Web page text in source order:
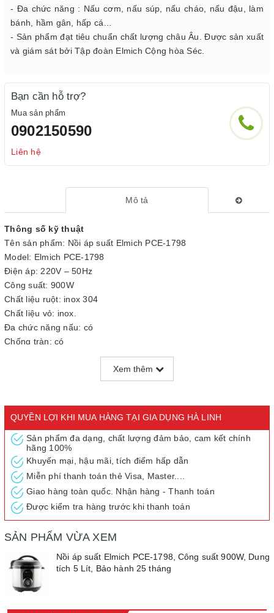
- Đa chức năng : Nấu cơm, nấu súp, nấu cháo, nấu đậu, làm
bánh, hầm gân, hấp cá…
- Sản phẩm đạt tiêu chuẩn chất lượng châu Âu. Được sản xuất
và giám sát bởi Tập đoàn Elmich Cộng hòa Séc.
Bạn cần hỗ trợ?
Mua sản phẩm
0902150590
Liên hệ
Mô tả
Thông số kỹ thuật
Tên sản phẩm: Nồi áp suất Elmich PCE-1798
Model: Elmich PCE-1798
Điện áp: 220V – 50Hz
Công suất: 900W
Chất liệu ruột: inox 304
Chất liệu vỏ: inox.
Đa chức năng nấu: có
Chống tràn: có
Phụ kiện đi kèm: thìa cơm, cốc đông nước, cookbook
Nồi áp suất Elmich PCE-1798 dòng cơ lòng nồi inox dày 1mm,
công suất 900W bảo hành 2 năm
Nồi áp suất Elmich PCE-1798 với lòng nồi inox không chống dính
rất tiện lợi trong việc nấu nướng. Lòng nồi được làm bằng inox
304 cao cấp không han gỉ an toàn cho người dùng. Nồi còn có
chế độ hẹn giờ và chức năng tiện lợi. Nắp nồi có thể tháo ra vệ
sinh tiện lợi. Đa chức năng nấu như: nấu cơm, nấu súp, nấu
trình đã được cài đặt sẵn.
Xem thêm
QUYỀN LỢI KHI MUA HÀNG TẠI GIA DỤNG HÀ LINH
Sản phẩm đa dạng, chất lượng đảm bảo, cam kết chính
hãng 100%
Khuyến mại, hậu mãi, tích điểm hấp dẫn
Miễn phí thanh toán thẻ Visa, Master....
Giao hàng toàn quốc. Nhận hàng - Thanh toán
Được kiểm tra hàng trước khi thanh toán
SẢN PHẨM VỪA XEM
Nồi áp suất Elmich PCE-1798, Công suất 900W, Dung
tích 5 Lít, Bảo hành 25 tháng